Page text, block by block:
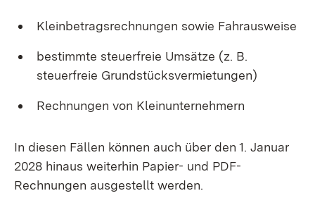
Kleinbetragsrechnungen sowie Fahrausweise
bestimmte steuerfreie Umsätze (z. B.
steuerfreie Grundstücksvermietungen)
Rechnungen von Kleinunternehmern
In diesen Fällen können auch über den 1. Januar
2028 hinaus weiterhin Papier- und PDF-
Rechnungen ausgestellt werden.